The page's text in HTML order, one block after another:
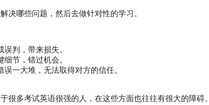
决哪些问题，然后去做针对性的学习。
判，带来损失。
节，错过机会。
一大堆，无法取得对方的信任。
多考试英语很强的人，在这些方面也往往有很大的障碍。